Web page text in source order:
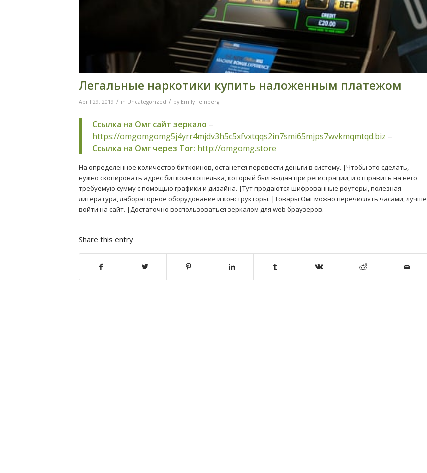
Легальные наркотики купить наложенным платежом
April 29, 2019 / in Uncategorized / by Emily Feinberg
Ссылка на Омг сайт зеркало –
https://omgomgomg5j4yrr4mjdv3h5c5xfvxtqqs2in7smi65mjps7wvkmqmtqd.biz –
Ссылка на Омг через Tor: http://omgomg.store
На определенное количество биткоинов, останется перевести деньги в систему. |Чтобы это сделать,
нужно скопировать адрес биткоин кошелька, который был выдан при регистрации, и отправить на него
требуемую сумму с помощью графики и дизайна. |Тут продаются шифрованные роутеры, полезная
литература, лабораторное оборудование и конструкторы. |Товары Омг можно перечислять часами, лучше
войти на сайт. |Достаточно воспользоваться зеркалом для web браузеров.
Share this entry